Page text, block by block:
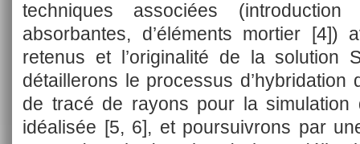
techniques associées
absorbantes, d’éléments mortier
retenus et l’originalité de la solution
détaillerons le processus
de tracé de rayons pour la simulation
idéalisée [5, 6], et poursuivrons par